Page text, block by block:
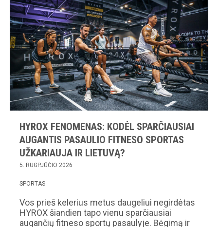
HYROX FENOMENAS: KODĖL SPARČIAUSIAI
AUGANTIS PASAULIO FITNESO SPORTAS
UŽKARIAUJA IR LIETUVĄ?
5. RUGPJŪČIO 2026
SPORTAS
Vos prieš kelerius metus daugeliui negirdėtas
HYROX šiandien tapo vienu sparčiausiai
augančių fitneso sportų pasaulyje. Bėgimą ir